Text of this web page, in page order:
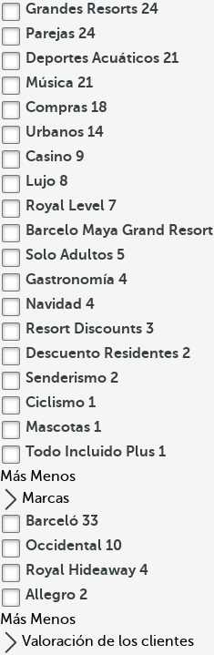
Grandes Resorts 24
Parejas 24
Deportes Acuáticos 21
Música 21
Compras 18
Urbanos 14
Casino 9
Lujo 8
Royal Level 7
Barcelo Maya Grand Resort
Solo Adultos 5
Gastronomía 4
Navidad 4
Resort Discounts 3
Descuento Residentes 2
Senderismo 2
Ciclismo 1
Mascotas 1
Todo Incluido Plus 1
Más Menos
Marcas
Barceló 33
Occidental 10
Royal Hideaway 4
Allegro 2
Más Menos
Valoración de los clientes